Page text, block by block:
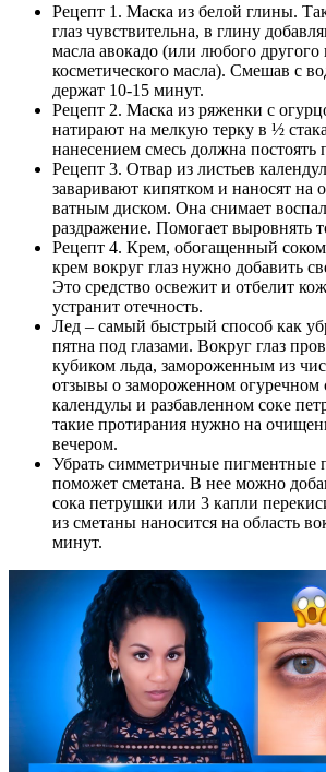
Рецепт 1. Маска из белой глины.
глаз чувствительна, в глину
масла авокадо (или любого другого
косметического масла). Смешав с
держат 10-15 минут.
Рецепт 2. Маска из ряженки с
натирают на мелкую терку в ½
нанесением смесь должна постоять
Рецепт 3. Отвар из листьев
заваривают кипятком и наносят на
ватным диском. Она снимает
раздражение. Помогает выровнять
Рецепт 4. Крем, обогащенный
крем вокруг глаз нужно добавить
Это средство освежит и отбелит
устранит отечность.
Лед – самый быстрый способ как
пятна под глазами. Вокруг глаз
кубиком льда, замороженным из
отзывы о замороженном огуречном
календулы и разбавленном соке
такие протирания нужно на
вечером.
Убрать симметричные пигментные
поможет сметана. В нее можно
сока петрушки или 3 капли
из сметаны наносится на область
минут.